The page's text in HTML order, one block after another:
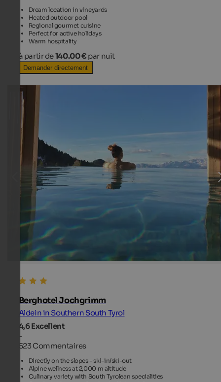
Dream location in vineyards
Heated outdoor pool
Regional gourmet cuisine
Perfect for active holidays
Warm hospitality
à partir de140.00 € par nuit
Demander directement
Berghotel Jochgrimm
Aldein in Southern South Tyrol
4,6Excellent
-
523 Commentaires
Directly on the slopes - ski-in/ski-out
Alpine wellness at 2,000 m altitude
Culinary variety with South Tyrolean specialities